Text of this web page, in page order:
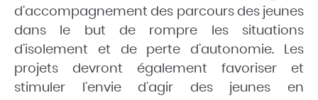
d’accompagnement des parcours des jeunes
dans le but de rompre les situations
d’isolement et de perte d’autonomie. Les
projets devront également favoriser et
stimuler l’envie d’agir des jeunes en